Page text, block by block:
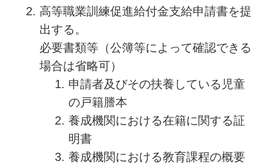
高等職業訓練促進給付金支給申請書を提
出する。
必要書類等（公簿等によって確認できる
場合は省略可）
申請者及びその扶養している児童
の戸籍謄本
養成機関における在籍に関する証
明書
養成機関における教育課程の概要